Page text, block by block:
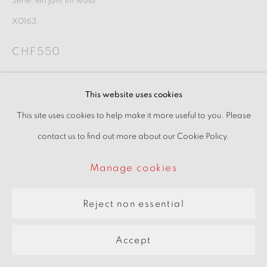
Manage cookies
Copyright © 2026 beARTrix
pARTners
This website uses cookies
This site uses cookies to help make it more useful to you. Please
contact us to find out more about our Cookie Policy.
Manage cookies
Reject non essential
Accept
X0163
CHF550
im virtuellen Raum ansehen